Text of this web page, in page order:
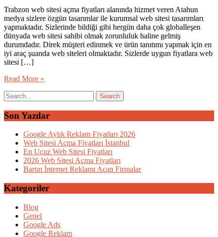
Trabzon web sitesi açma fiyatları alanında hizmet veren Atahun
medya sizlere özgün tasarımlar ile kurumsal web sitesi tasarımları
yapmaktadır. Sizlerinde bildiği gibi hergün daha çok globalleşen
dünyada web sitesi sahibi olmak zorunluluk haline gelmiş
durumdadır. Direk müşteri edinmek ve ürün tanıtımı yapmak için en
iyi araç şuanda web siteleri olmaktadır. Sizlerde uygun fiyatlara web
sitesi […]
Read More »
Son Yazılar
Google Aylık Reklam Fiyatları 2026
Web Sitesi Açma Fiyatları İstanbul
En Ucuz Web Sitesi Fiyatları
2026 Web Sitesi Açma Fiyatları
Bartın İnternet Reklamı Açan Firmalar
Kategoriler
Blog
Genel
Google Ads
Google Reklam